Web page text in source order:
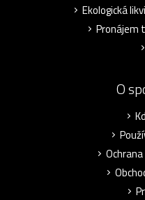
Ekologická
Pronájem
O